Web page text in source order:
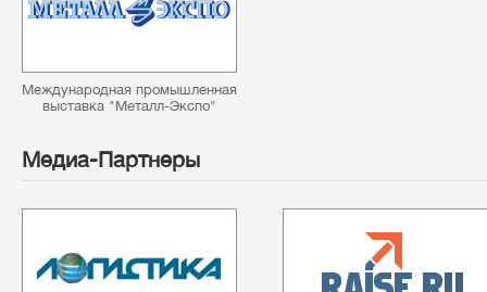
Международная промышленная
выставка "Металл-Экспо"
Медиа-Партнеры